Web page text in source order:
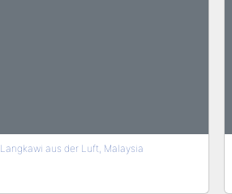
Langkawi aus der Luft, Malaysia